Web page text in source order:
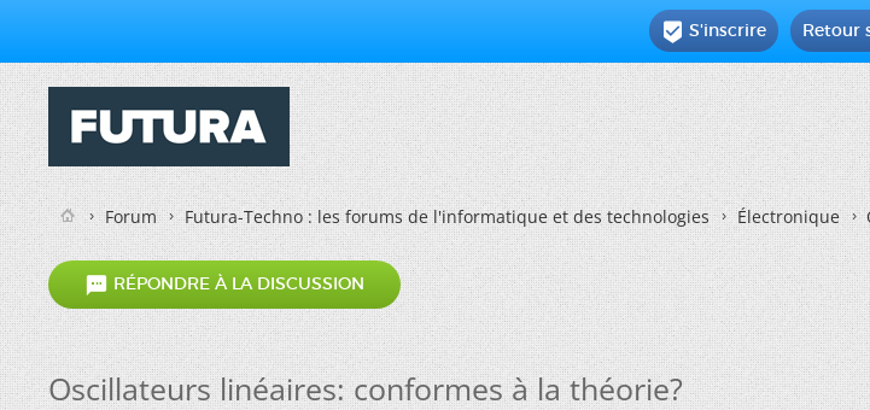
Retour
 S'inscrire
Forum Futura-Techno : les forums de l'informatique et des technologies Électronique
 RÉPONDRE À LA DISCUSSION
Oscillateurs linéaires: conformes à la théorie?